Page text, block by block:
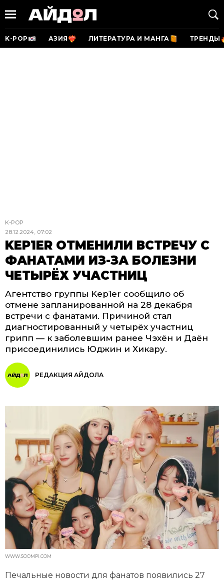
K-POP АЗИЯ ЛИТЕРАТУРА И МАНГА ТРЕНДЫ
K-POP
28.12.2024, 07:02
KEP1ER ОТМЕНИЛИ ВСТРЕЧУ С
ФАНАТАМИ ИЗ-ЗА БОЛЕЗНИ
ЧЕТЫРЁХ УЧАСТНИЦ
Агентство группы Kep1er сообщило об
отмене запланированной на 28 декабря
встречи с фанатами. Причиной стал
диагностированный у четырёх участниц
грипп — к заболевшим ранее Чэхён и Даён
присоединились Юджин и Хикару.
РЕДАКЦИЯ АЙДОЛА
WWW.SOOMPI.COM
Печальные новости для фанатов появились 27